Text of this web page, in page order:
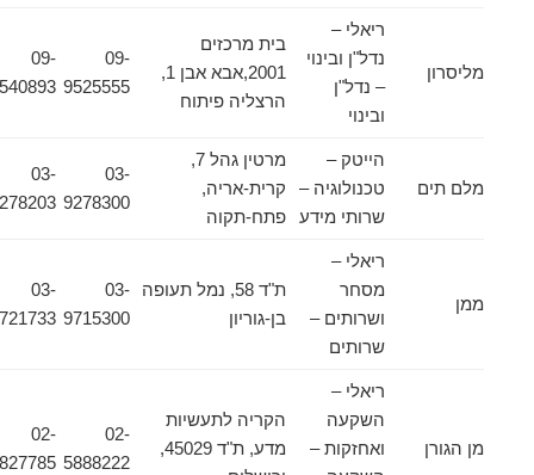
מליסרון
ריאלי –
נדל"ן ובינוי
– נדל"ן
ובינוי
בית מרכזים
2001,אבא אבן 1,
הרצליה פיתוח
9525555
9540893
מלם תים
הייטק –
טכנולוגיה –
שרותי מידע
מרטין גהל 7,
קרית-אריה,
פתח-תקוה
9278300
9278203
ריאלי –
מסחר
ושרותים –
שרותים
ת"ד 58, נמל תעופה
בן-גוריון
03-
9715300
9721733
מן הגורן
ריאלי –
השקעה
ואחזקות –
הקריה לתעשיות
מדע, ת"ד 45029,
5888222
5827785